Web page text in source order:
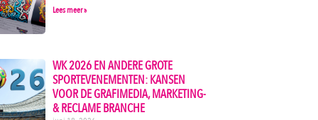
Lees meer »
WK 2026 EN ANDERE GROTE
SPORTEVENEMENTEN: KANSEN
VOOR DE GRAFIMEDIA, MARKETING-
& RECLAME BRANCHE